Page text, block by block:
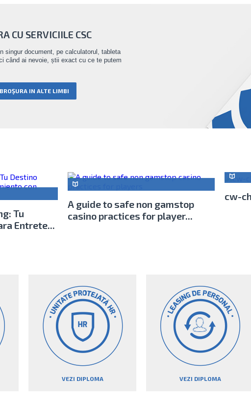
CU SERVICIILE CSC
singur document, pe calculatorul, tableta
când ai nevoie, știi exact cu ce te putem
BROŞURA IN ALTE LIMBI
Tu
Entrete...
A guide to safe non gamstop
casino practices for player...
cw-
VEZI DIPLOMA VEZI DIPLOMA